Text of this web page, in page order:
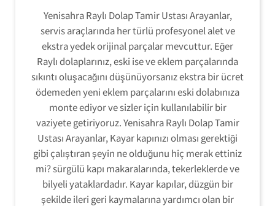
Yenisahra Raylı Dolap Tamir Ustası Arayanlar,
servis araçlarında her türlü profesyonel alet ve
ekstra yedek orijinal parçalar mevcuttur. Eğer
Raylı dolaplarınız, eski ise ve eklem parçalarında
sıkıntı oluşacağını düşünüyorsanız ekstra bir ücret
ödemeden yeni eklem parçalarını eski dolabınıza
monte ediyor ve sizler için kullanılabilir bir
vaziyete getiriyoruz. Yenisahra Raylı Dolap Tamir
Ustası Arayanlar, Kayar kapınızı olması gerektiği
gibi çalıştıran şeyin ne olduğunu hiç merak ettiniz
mi? sürgülü kapı makaralarında, tekerleklerde ve
bilyeli yataklardadır. Kayar kapılar, düzgün bir
şekilde ileri geri kaymalarına yardımcı olan bir